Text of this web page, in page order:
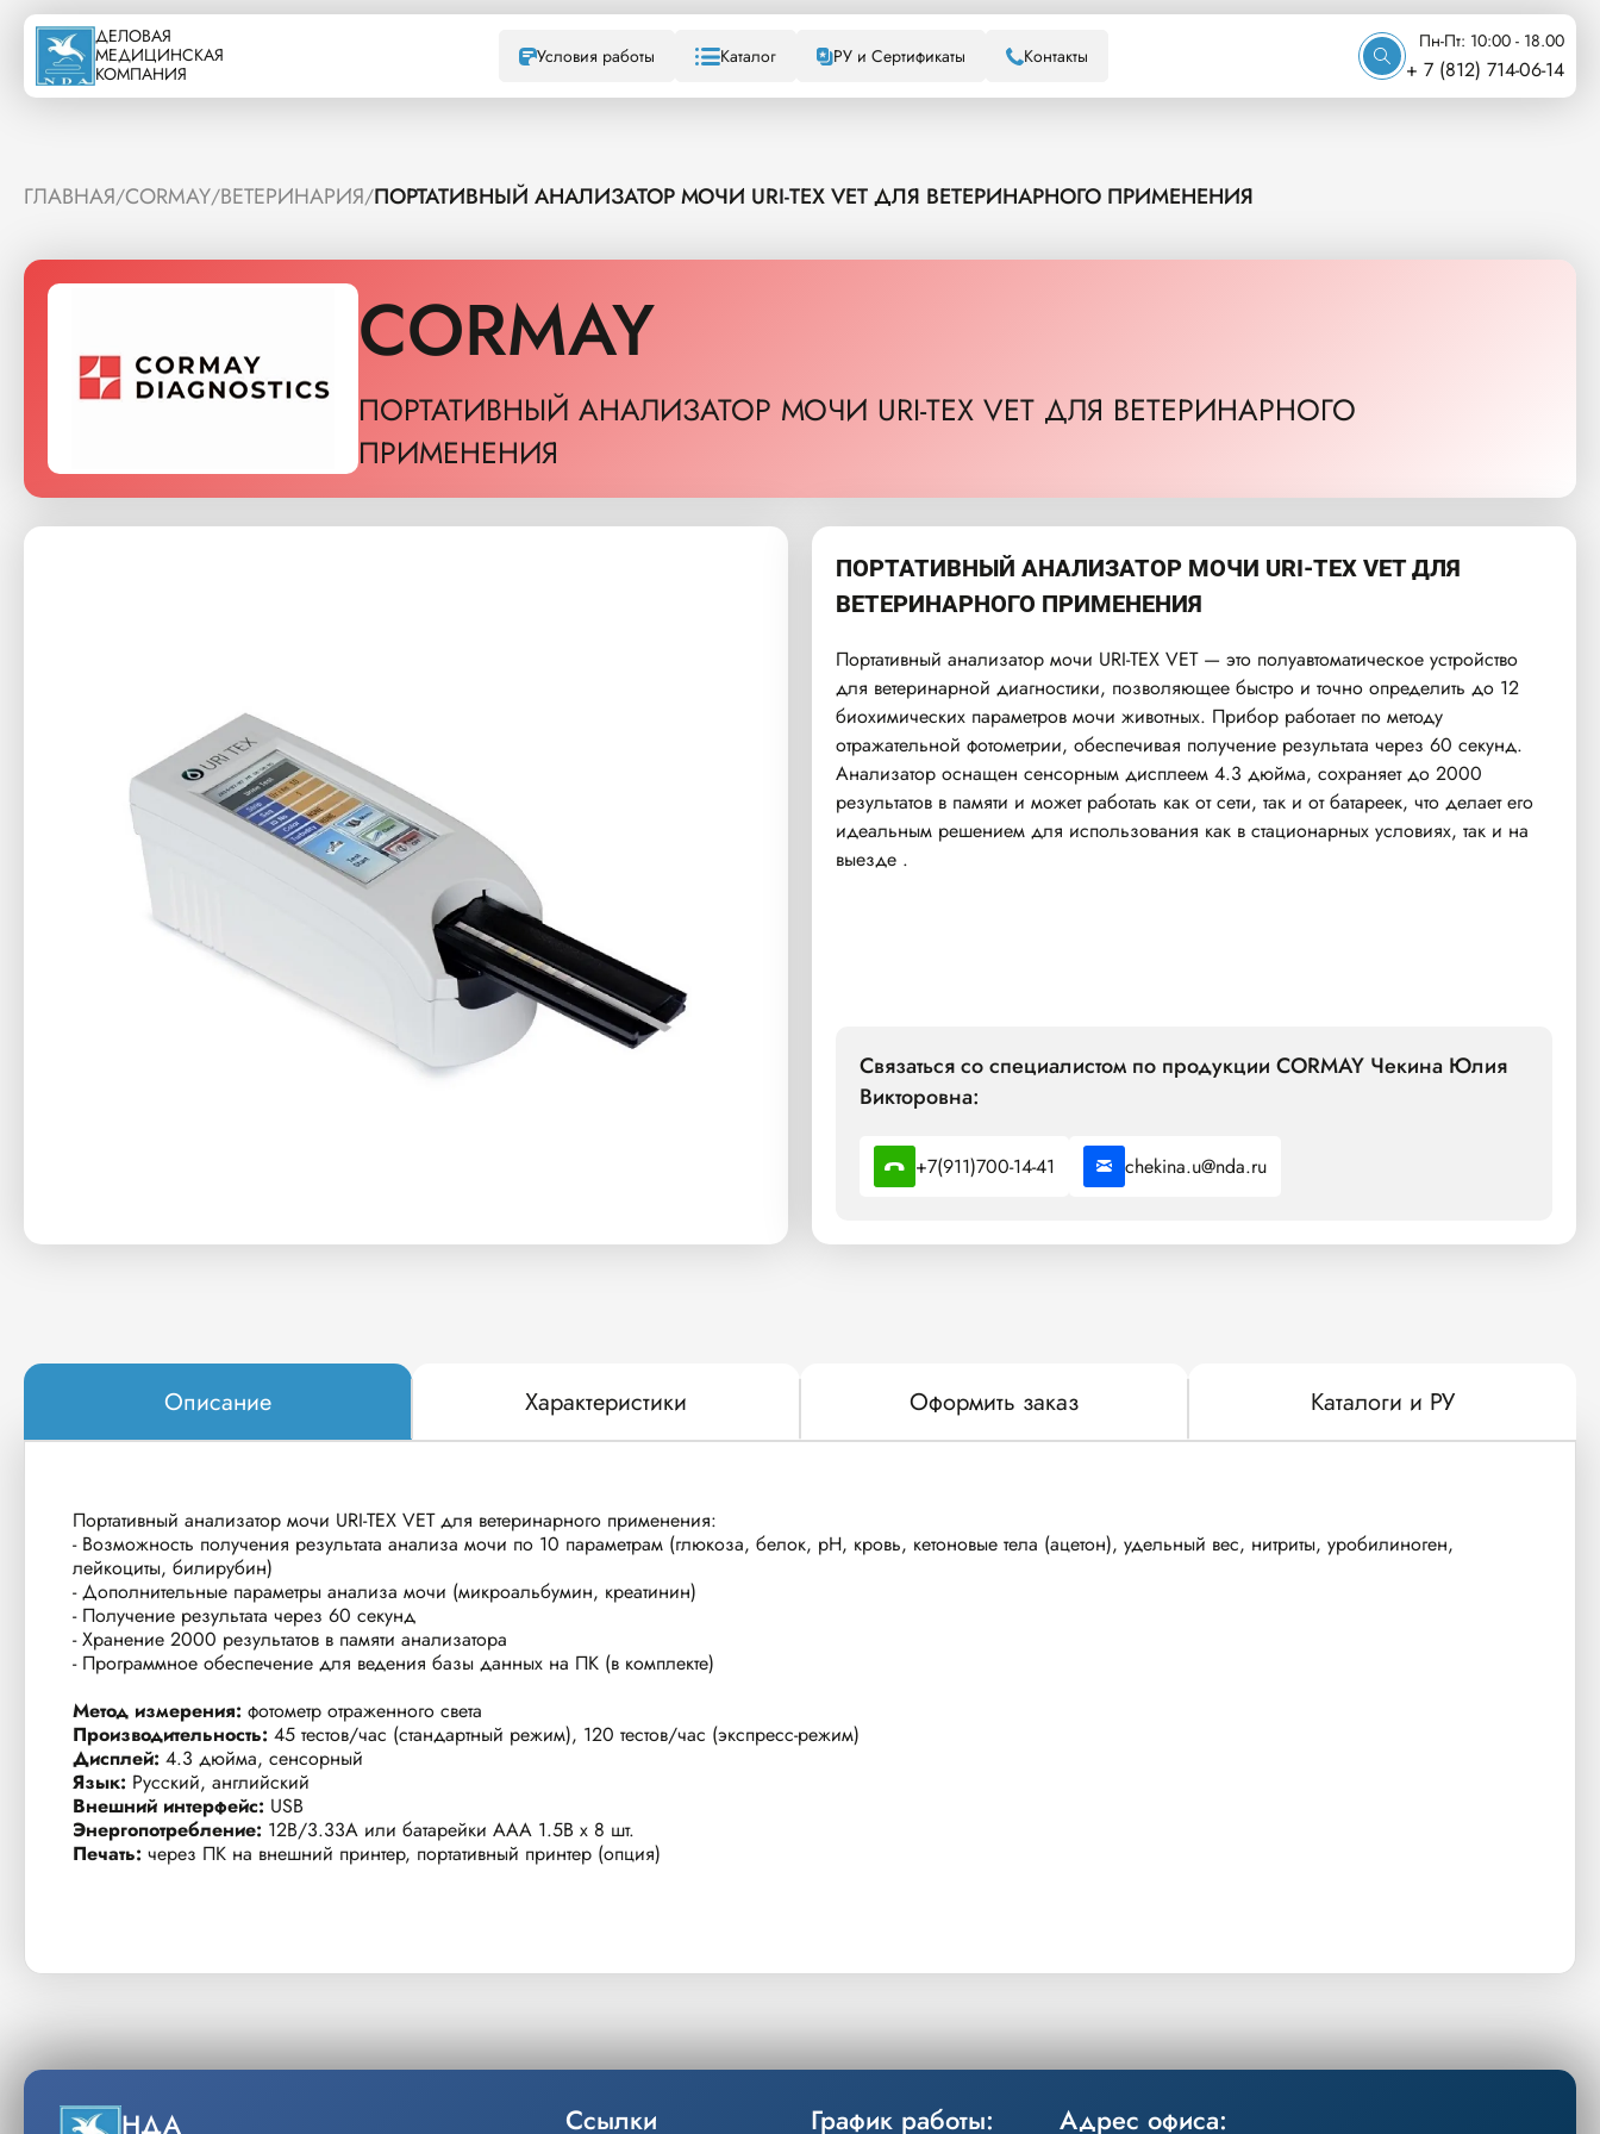
ДЕЛОВАЯ
МЕДИЦИНСКАЯ
КОМПАНИЯ
Условия работы Каталог РУ и Сертификаты Контакты
Пн-Пт: 10:00 - 18.00
+ 7 (812) 714-06-14
ГЛАВНАЯ/CORMAY/ВЕТЕРИНАРИЯ/ПОРТАТИВНЫЙ АНАЛИЗАТОР МОЧИ URI-TEX VET ДЛЯ ВЕТЕРИНАРНОГО ПРИМЕНЕНИЯ
CORMAY
ПОРТАТИВНЫЙ АНАЛИЗАТОР МОЧИ URI-TEX VET ДЛЯ ВЕТЕРИНАРНОГО
ПРИМЕНЕНИЯ
ПОРТАТИВНЫЙ АНАЛИЗАТОР МОЧИ URI-TEX VET ДЛЯ
ВЕТЕРИНАРНОГО ПРИМЕНЕНИЯ
Портативный анализатор мочи URI-TEX VET — это полуавтоматическое устройство
для ветеринарной диагностики, позволяющее быстро и точно определить до 12
биохимических параметров мочи животных. Прибор работает по методу
отражательной фотометрии, обеспечивая получение результата через 60 секунд.
Анализатор оснащен сенсорным дисплеем 4.3 дюйма, сохраняет до 2000
результатов в памяти и может работать как от сети, так и от батареек, что делает его
идеальным решением для использования как в стационарных условиях, так и на
выезде .
Связаться со специалистом по продукции CORMAY Чекина Юлия
Викторовна:
+7(911)700-14-41 chekina.u@nda.ru
Описание Характеристики Оформить заказ Каталоги и РУ
Портативный анализатор мочи URI-TEX VET для ветеринарного применения:
- Возможность получения результата анализа мочи по 10 параметрам (глюкоза, белок, pH, кровь, кетоновые тела (ацетон), удельный вес, нитриты, уробилиноген,
лейкоциты, билирубин)
- Дополнительные параметры анализа мочи (микроальбумин, креатинин)
- Получение результата через 60 секунд
- Хранение 2000 результатов в памяти анализатора
- Программное обеспечение для ведения базы данных на ПК (в комплекте)
Метод измерения: фотометр отраженного света
Производительность: 45 тестов/час (стандартный режим), 120 тестов/час (экспресс-режим)
Дисплей: 4.3 дюйма, сенсорный
Язык: Русский, английский
Внешний интерфейс: USB
Энергопотребление: 12В/3.33A или батарейки ААА 1.5В x 8 шт.
Печать: через ПК на внешний принтер, портативный принтер (опция)
НДА Ссылки График работы: Адрес офиса: